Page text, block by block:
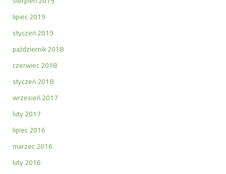
lipiec 2019
styczeń 2019
październik 2018
czerwiec 2018
styczeń 2018
wrzesień 2017
luty 2017
lipiec 2016
marzec 2016
luty 2016